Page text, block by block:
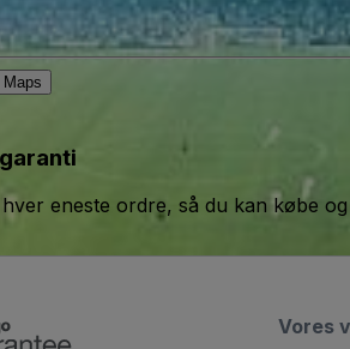
eneste ordre, så du kan købe
Vores